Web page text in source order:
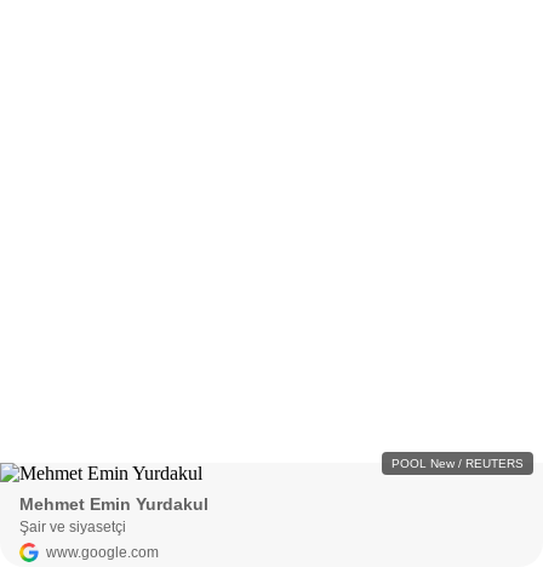
POOL New / REUTERS
Mehmet Emin Yurdakul
Şair ve siyasetçi
www.google.com